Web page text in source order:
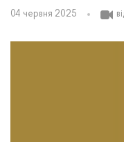
04 червня 2025